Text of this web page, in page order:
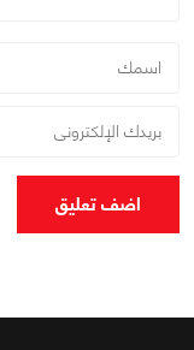
اضف تعليق